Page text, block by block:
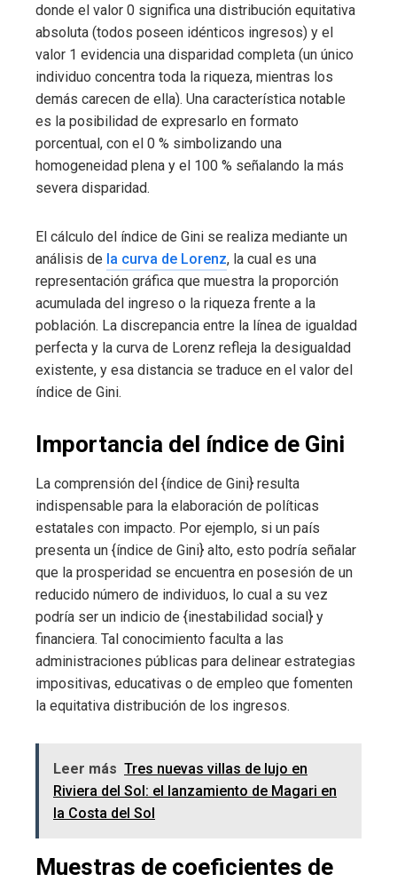
donde el valor 0 significa una distribución equitativa
absoluta (todos poseen idénticos ingresos) y el
valor 1 evidencia una disparidad completa (un único
individuo concentra toda la riqueza, mientras los
demás carecen de ella). Una característica notable
es la posibilidad de expresarlo en formato
porcentual, con el 0 % simbolizando una
homogeneidad plena y el 100 % señalando la más
severa disparidad.
El cálculo del índice de Gini se realiza mediante un
análisis de la curva de Lorenz, la cual es una
representación gráfica que muestra la proporción
acumulada del ingreso o la riqueza frente a la
población. La discrepancia entre la línea de igualdad
perfecta y la curva de Lorenz refleja la desigualdad
existente, y esa distancia se traduce en el valor del
índice de Gini.
Importancia del índice de Gini
La comprensión del {índice de Gini} resulta
indispensable para la elaboración de políticas
estatales con impacto. Por ejemplo, si un país
presenta un {índice de Gini} alto, esto podría señalar
que la prosperidad se encuentra en posesión de un
reducido número de individuos, lo cual a su vez
podría ser un indicio de {inestabilidad social} y
financiera. Tal conocimiento faculta a las
administraciones públicas para delinear estrategias
impositivas, educativas o de empleo que fomenten
la equitativa distribución de los ingresos.
Leer más Tres nuevas villas de lujo en
Riviera del Sol: el lanzamiento de Magari en
la Costa del Sol
Muestras de coeficientes de